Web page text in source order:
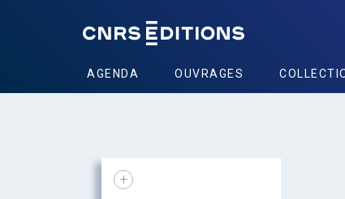
AGENDA OUVRAGES
+